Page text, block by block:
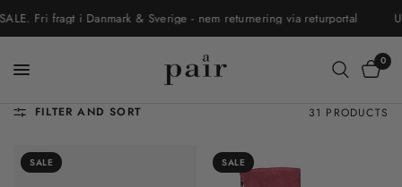
Fri fragt i Danmark & Sverige - nem returnering via returportal
0
FILTER AND SORT 31 PRODUCTS
SALE SALE